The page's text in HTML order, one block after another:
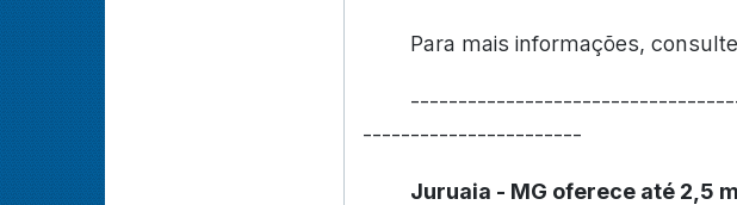
Para mais informações,
-----------------------
Juruaia - MG oferece até 2,5